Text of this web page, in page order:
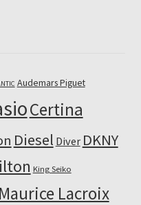
Audemars Piguet
Certina
Diesel Diver DKNY
King Seiko
Maurice Lacroix